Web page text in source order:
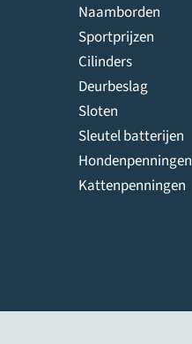
Naamborden
Sportprijzen
Cilinders
Deurbeslag
Sloten
Sleutel batterijen
Hondenpenningen
Kattenpenningen